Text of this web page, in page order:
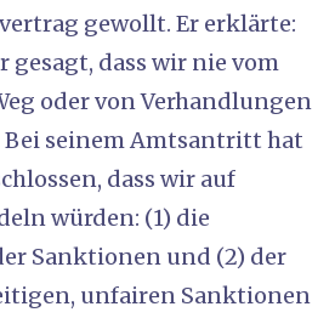
gewollt. Er erklärte:
gesagt, dass wir nie vom
oder von Verhandlungen
Bei seinem Amtsantritt hat
dass wir auf
würden: (1) die
Sanktionen und (2) der
unfairen Sanktionen